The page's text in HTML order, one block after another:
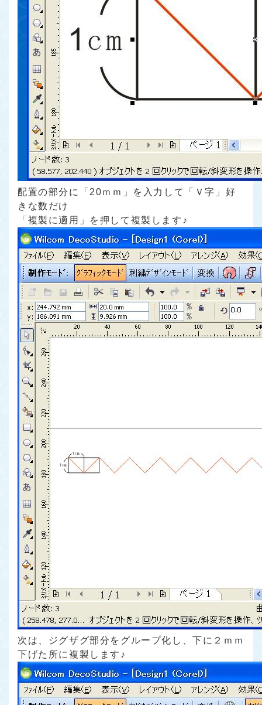
配置の部分に「20ｍｍ」を入力して「Ｖ字」好
きな数だけ
「複製に適用」を押して複製します♪
次は、ジグザグ部分をグループ化し、下に２ｍｍ
下げた所に複製します♪